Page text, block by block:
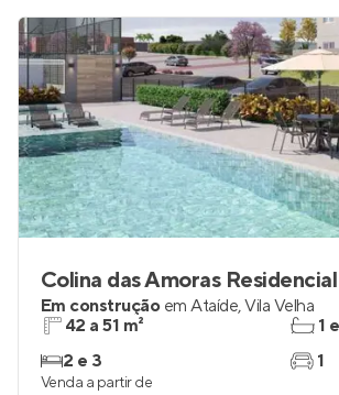
Colina das Amoras
Em construção em Ataíde,Vila Velha
42 a 51 m²
2 e 3
1
1
Venda a partir de